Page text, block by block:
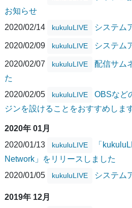
お知らせ
2020/02/14
kukuluLIVE システム
2020/02/09 kukuluLIVE システム
2020/02/07 kukuluLIVE
配信サム
た
2020/02/05
kukuluLIVE
OBSなど
ジンを設けることをおすすめしま
2020年 01月
2020/01/13
kukuluLIVE
「
Network」をリリースしました
2020/01/05
kukuluLIVE システム
2019年 12月